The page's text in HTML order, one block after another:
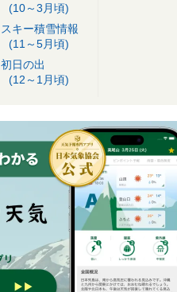
(10～3月頃)
スキー積雪情報
(11～5月頃)
初日の出
(12～1月頃)